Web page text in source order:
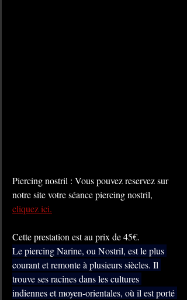
Piercing nostril : Vous pouvez reservez sur
notre site votre séance piercing nostril,
cliquez ici.
Cette prestation est au prix de 45€.
Le piercing Narine, ou Nostril, est le plus
courant et remonte à plusieurs siècles. Il
trouve ses racines dans les cultures
indiennes et moyen-orientales, où il est porté